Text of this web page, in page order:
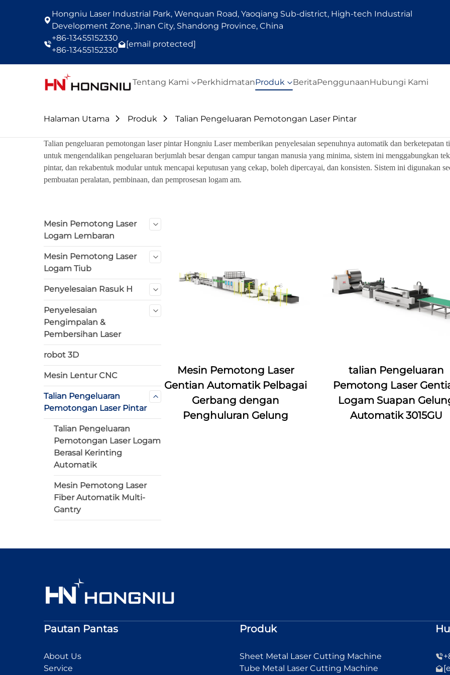
Hongniu Laser Industrial Park, Wenquan Road, Yaoqiang Sub-district, High-tech Industrial
Development Zone, Jinan City, Shandong Province, China
+86-13455152330
+86-13455152330
[email protected]
Tentang Kami PerkhidmatanProduk BeritaPenggunaanHubungi Kami
Halaman Utama Produk Talian Pengeluaran Pemotongan Laser Pintar
Talian pengeluaran pemotongan laser pintar Hongniu Laser memberikan penyelesaian sepenuhnya automatik dan
untuk mengendalikan pengeluaran berjumlah besar dengan campur tangan manusia yang minima, sistem ini menggabungkan
pintar, dan rekabentuk modular untuk mencapai keputusan yang cekap, boleh dipercayai, dan konsisten. Sistem ini digunakan
pembuatan peralatan, pembinaan, dan pemprosesan logam am.
Mesin Pemotong Laser
Logam Lembaran
Mesin Pemotong Laser
Logam Tiub
Penyelesaian Rasuk H
Penyelesaian
Pengimpalan &
Pembersihan Laser
robot 3D
Mesin Lentur CNC
Talian Pengeluaran
Pemotongan Laser Pintar
Talian Pengeluaran
Pemotongan Laser Logam
Berasal Kerinting
Automatik
Mesin Pemotong Laser
Fiber Automatik Multi-
Gantry
Mesin Pemotong Laser
Gentian Automatik Pelbagai
Gerbang dengan
Penghuluran Gelung
talian Pengeluaran
Pemotong Laser
Logam Suapan
Automatik 3015GU
Pautan Pantas
About Us
Service
Produk
Sheet Metal Laser Cutting Machine
Tube Metal Laser Cutting Machine